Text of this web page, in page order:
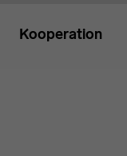
Kooperation